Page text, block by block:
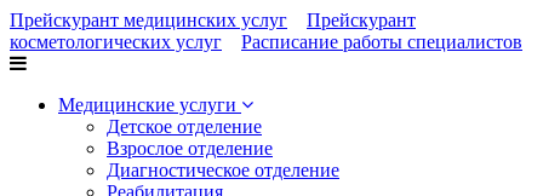
Прейскурант медицинских услуг
Прейскурант
косметологических услуг
Расписание работы специалистов
Медицинские услуги
Детское отделение
Взрослое отделение
Диагностическое отделение
Реабилитация